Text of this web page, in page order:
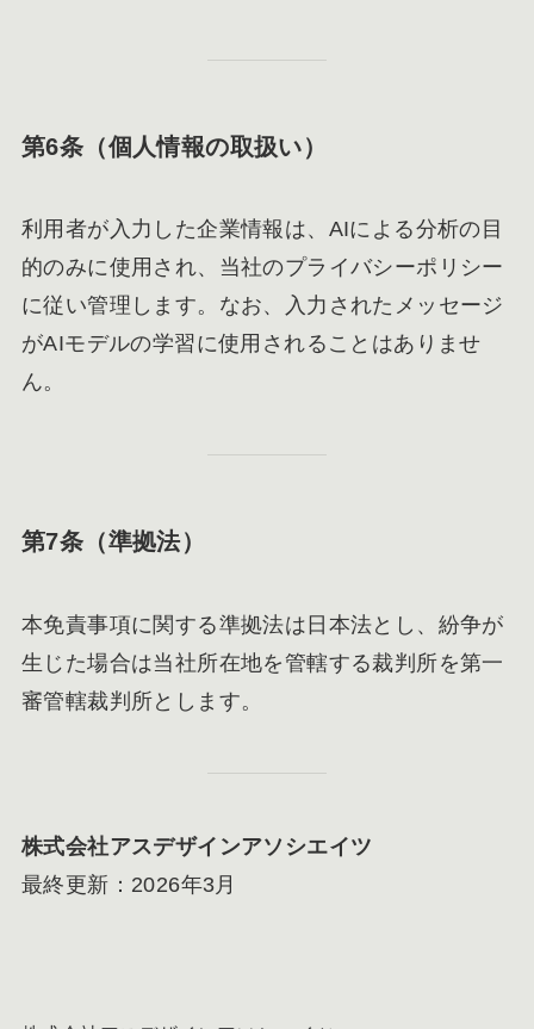
第6条（個人情報の取扱い）
利用者が入力した企業情報は、AIによる分析の目
的のみに使用され、当社のプライバシーポリシー
に従い管理します。なお、入力されたメッセージ
がAIモデルの学習に使用されることはありませ
ん。
第7条（準拠法）
本免責事項に関する準拠法は日本法とし、紛争が
生じた場合は当社所在地を管轄する裁判所を第一
審管轄裁判所とします。
株式会社アスデザインアソシエイツ
最終更新：2026年3月